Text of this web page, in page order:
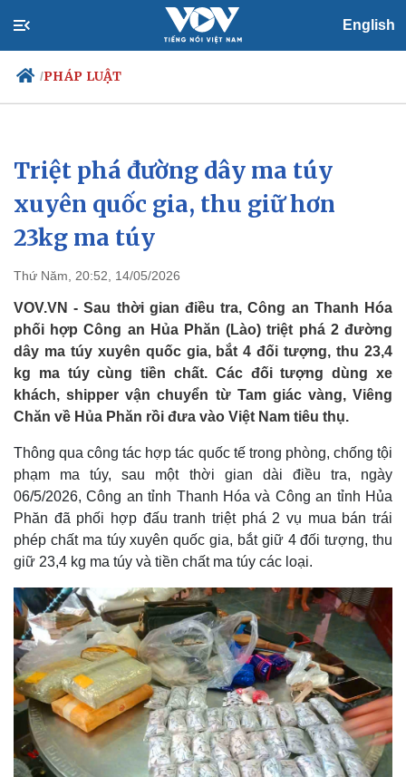
English
/PHÁP LUẬT
Chính trị
Tổ chức nhân sự
Quốc hội
Nhận diện sự thật
Xã hội
Dự báo thời tiết
Triệt phá đường dây ma túy
xuyên quốc gia, thu giữ hơn
23kg ma túy
Thứ Năm, 20:52, 14/05/2026
VOV.VN - Sau thời gian điều tra, Công an Thanh Hóa
phối hợp Công an Hủa Phăn (Lào) triệt phá 2 đường
dây ma túy xuyên quốc gia, bắt 4 đối tượng, thu 23,4
kg ma túy cùng tiền chất. Các đối tượng dùng xe
khách, shipper vận chuyển từ Tam giác vàng, Viêng
Chăn về Hủa Phăn rồi đưa vào Việt Nam tiêu thụ.
Thông qua công tác hợp tác quốc tế trong phòng, chống tội
phạm ma túy, sau một thời gian dài điều tra, ngày
06/5/2026, Công an tỉnh Thanh Hóa và Công an tỉnh Hủa
Phăn đã phối hợp đấu tranh triệt phá 2 vụ mua bán trái
phép chất ma túy xuyên quốc gia, bắt giữ 4 đối tượng, thu
giữ 23,4 kg ma túy và tiền chất ma túy các loại.